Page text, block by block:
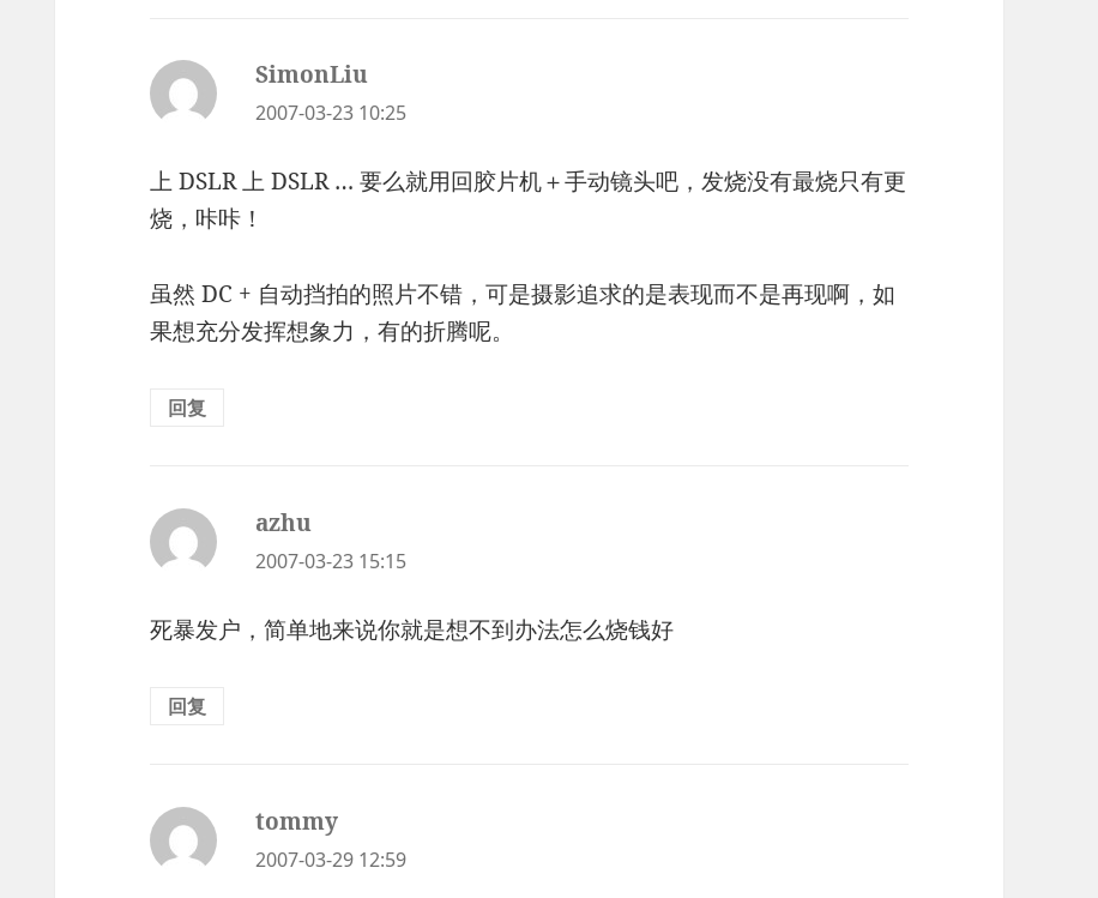
SimonLiu
道：
2007-03-23 10:25
上 DSLR 上 DSLR … 要么就用回胶片机＋手动镜头吧，发烧没有最烧只有更
烧，咔咔！
虽然 DC + 自动挡拍的照片不错，可是摄影追求的是表现而不是再现啊，如
果想充分发挥想象力，有的折腾呢。
回复
azhu
道：
2007-03-23 15:15
死暴发户，简单地来说你就是想不到办法怎么烧钱好
回复
tommy
道：
2007-03-29 12:59